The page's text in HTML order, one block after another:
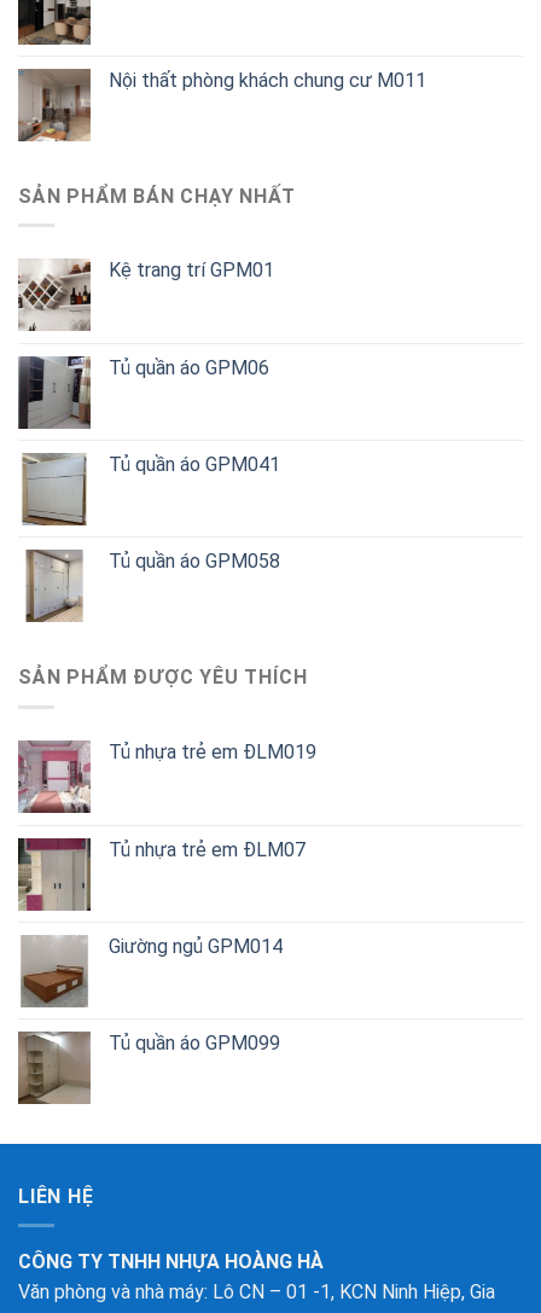
Nội thất phòng khách chung cư M011
SẢN PHẨM BÁN CHẠY NHẤT
Kệ trang trí GPM01
Tủ quần áo GPM06
Tủ quần áo GPM041
Tủ quần áo GPM058
SẢN PHẨM ĐƯỢC YÊU THÍCH
Tủ nhựa trẻ em ĐLM019
Tủ nhựa trẻ em ĐLM07
Giường ngủ GPM014
Tủ quần áo GPM099
LIÊN HỆ
CÔNG TY TNHH NHỰA HOÀNG HÀ
Văn phòng và nhà máy: Lô CN – 01 -1, KCN Ninh Hiệp, Gia